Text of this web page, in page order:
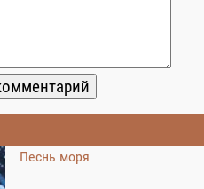
Песнь моря